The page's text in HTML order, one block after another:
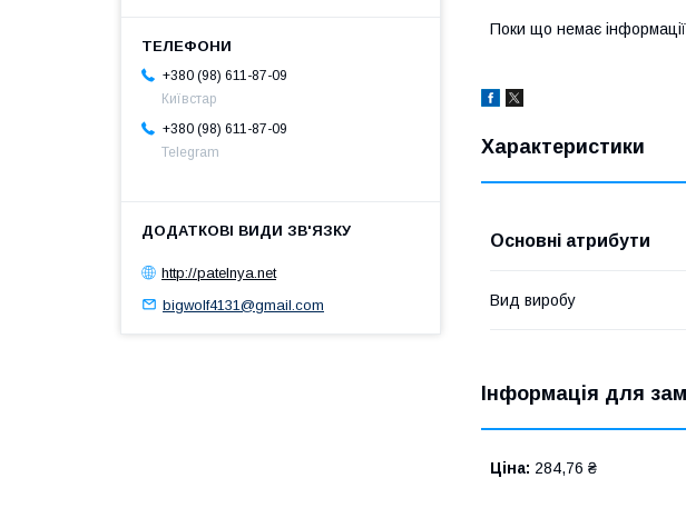
Поки що немає інформації
Характеристики
Основні атрибути
Вид виробу
Інформація для
Ціна: 284,76 ₴
+380 (98) 611-87-09
Київстар
+380 (98) 611-87-09
Telegram
http://patelnya.net
bigwolf4131@gmail.com